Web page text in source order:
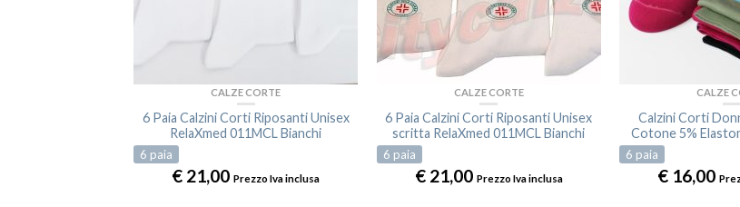
CALZE CORTE
6 Paia Calzini Corti Riposanti Unisex
RelaXmed 011MCL Bianchi
6 paia
€ 21,00 Prezzo Iva inclusa
CALZE CORTE
6 Paia Calzini Corti Riposanti Unisex
scritta RelaXmed 011MCL Bianchi
6 paia
€21,00 Prezzo Iva inclusa
CALZE
Calzini Corti
Cotone 5%
6 paia
€ 16,00